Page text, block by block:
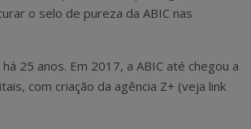
o selo de pureza da ABIC nas
25 anos. Em 2017, a ABIC até chegou a
com criação da agência Z+ (veja link